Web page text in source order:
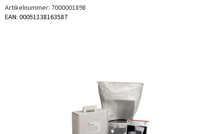
Artikelnummer: 7000001898
EAN: 00051138163587